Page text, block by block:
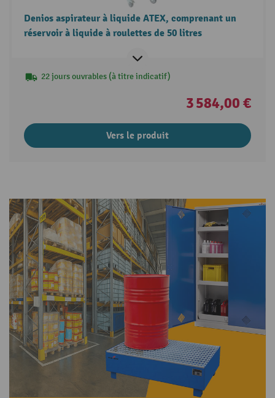
Denios aspirateur à liquide ATEX, comprenant un
réservoir à liquide à roulettes de 50 litres
22 jours ouvrables (à titre indicatif)
3 584,00 €
Vers le produit